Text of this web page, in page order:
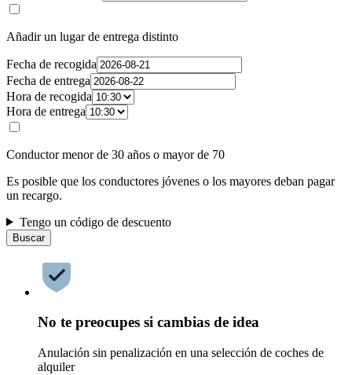
Añadir un lugar de entrega distinto
Fecha de recogida
Fecha de entrega
Hora de recogida
Hora de entrega
Conductor menor de 30 años o mayor de 70
Es posible que los conductores jóvenes o los mayores deban pagar
un recargo.
Tengo un código de descuento
Buscar
No te preocupes si cambias de idea
Anulación sin penalización en una selección de coches de
alquiler